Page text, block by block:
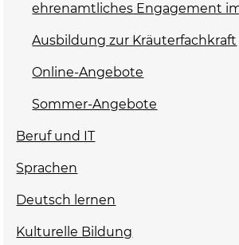
ehrenamtliches Engagement
Ausbildung zur Kräuterfachkraft
Online-Angebote
Sommer-Angebote
Beruf und IT
Sprachen
Deutsch lernen
Kulturelle Bildung